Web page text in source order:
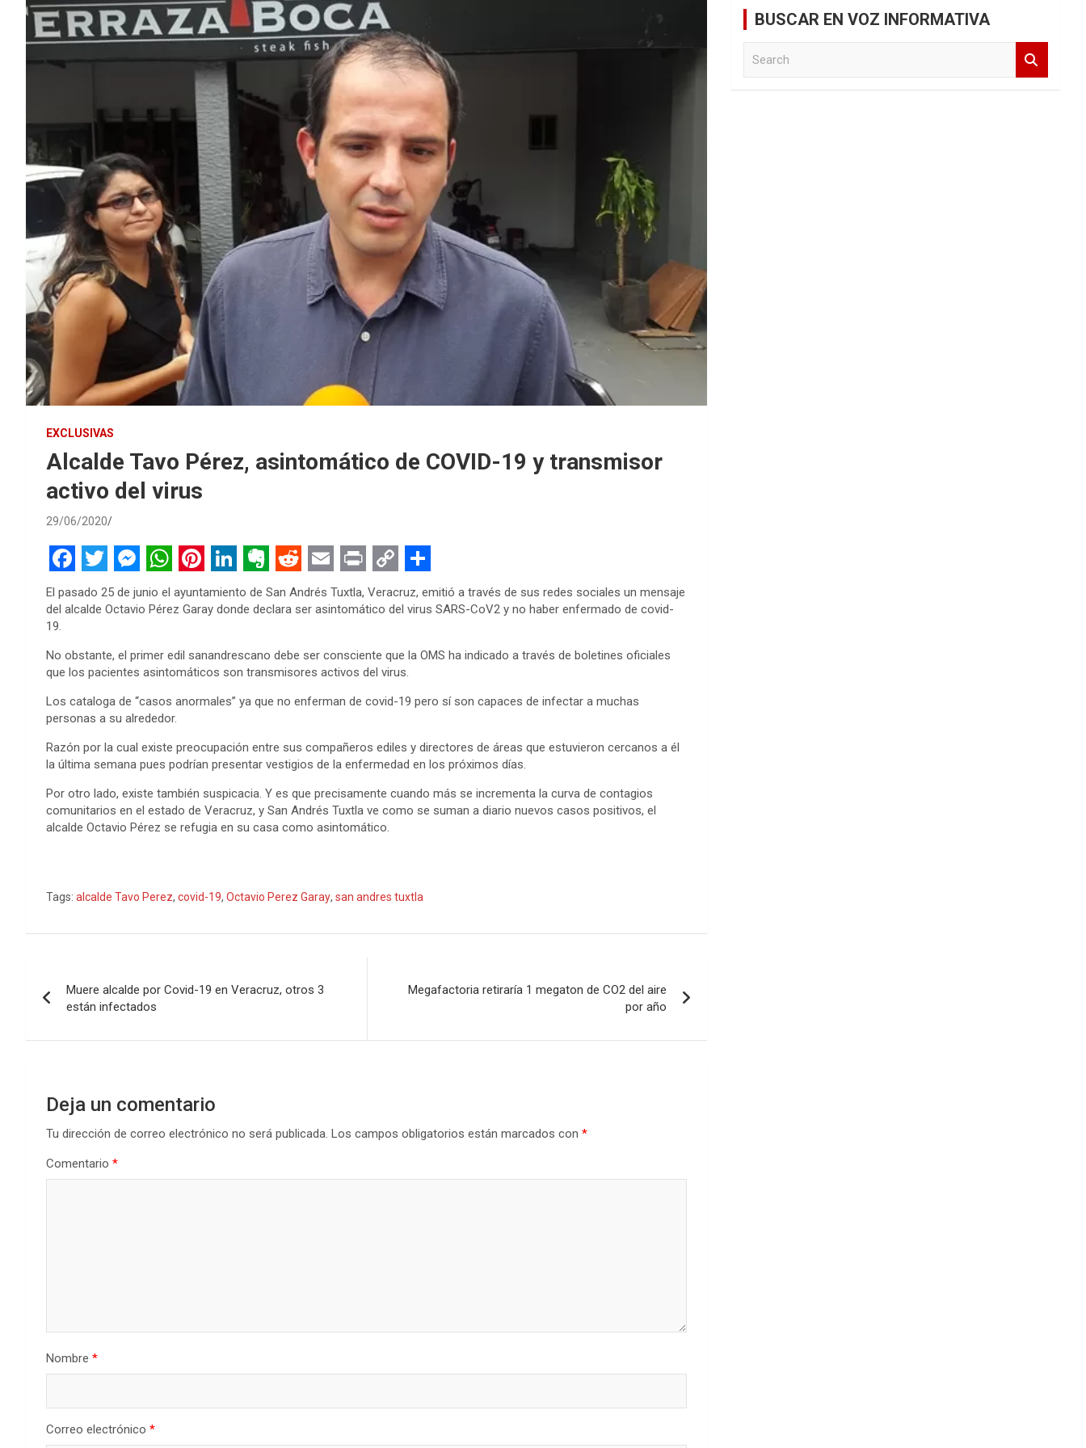
EXCLUSIVAS
Alcalde Tavo Pérez, asintomático de COVID-19 y transmisor
activo del virus
29/06/2020
F
a
c
e
b
o
o
k
T
w
t
t
e
r
M
e
s
n
g
e
r
W
h
t
A
p
p
P
i
t
r
e
s
t
L
i
k
d
I
n
E
v
r
o
t
e
R
e
d
t
E
m
i
P
r
n
C
o
y
i
n
k
S
h
r
El pasado 25 de junio el ayuntamiento de San Andrés Tuxtla, Veracruz, emitió a través de sus redes sociales un mensaje
del alcalde Octavio Pérez Garay donde declara ser asintomático del virus SARS-CoV2 y no haber enfermado de covid-
19.
No obstante, el primer edil sanandrescano debe ser consciente que la OMS ha indicado a través de boletines oficiales
que los pacientes asintomáticos son transmisores activos del virus.
Los cataloga de “casos anormales” ya que no enferman de covid-19 pero sí son capaces de infectar a muchas
personas a su alrededor.
Razón por la cual existe preocupación entre sus compañeros ediles y directores de áreas que estuvieron cercanos a él
la última semana pues podrían presentar vestigios de la enfermedad en los próximos días.
Por otro lado, existe también suspicacia. Y es que precisamente cuando más se incrementa la curva de contagios
comunitarios en el estado de Veracruz, y San Andrés Tuxtla ve como se suman a diario nuevos casos positivos, el
alcalde Octavio Pérez se refugia en su casa como asintomático.
Tags: alcalde Tavo Perez, covid-19, Octavio Perez Garay, san andres tuxtla
de
entradas
Muere alcalde por Covid-19 en Veracruz, otros 3
están infectados
Megafactoria retiraría 1 megaton de CO2 del aire
por año
Deja un comentario
Tu dirección de correo electrónico no será publicada. Los campos obligatorios están marcados con *
Comentario *
Nombre *
Correo electrónico *
BUSCAR EN VOZ INFORMATIVA